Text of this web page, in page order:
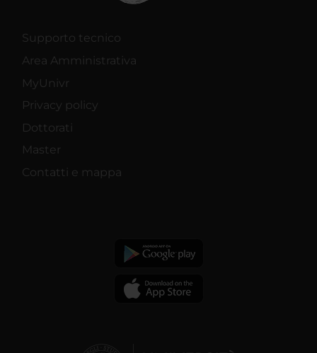
Supporto tecnico
Area Amministrativa
MyUnivr
Privacy policy
Dottorati
Master
Contatti e mappa